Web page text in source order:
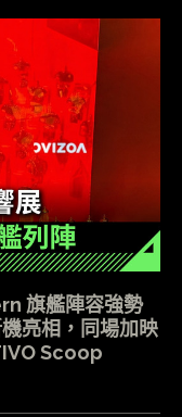
旗艦陣容強勢
亮相，同場加映
Scoop